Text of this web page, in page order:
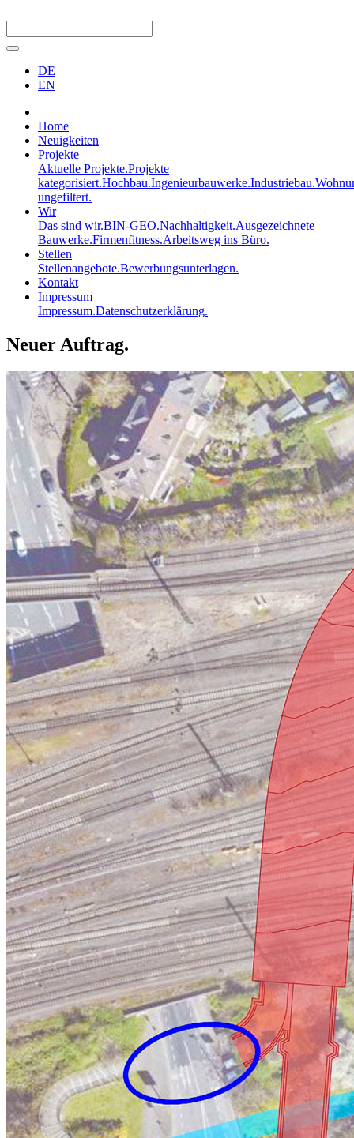
DE
EN
Home
Neuigkeiten
Projekte
Aktuelle Projekte.Projekte
kategorisiert.Hochbau.Ingenieurbauwerke.Industriebau.
ungefiltert.
Wir
Das sind wir.BIN-GEO.Nachhaltigkeit.Ausgezeichnete
Bauwerke.Firmenfitness.Arbeitsweg ins Büro.
Stellen
Stellenangebote.Bewerbungsunterlagen.
Kontakt
Impressum
Impressum.Datenschutzerklärung.
Neuer Auftrag.